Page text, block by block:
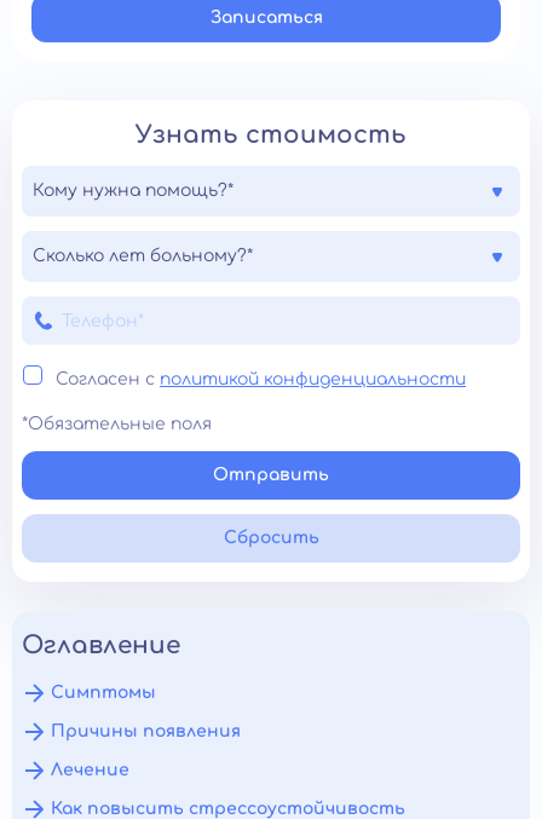
Записатьcя
Узнать стоимость
Кому нужна помощь?*
Сколько лет больному?*
Согласен с политикой конфиденциальности
*Обязательные поля
Отправить
Сбросить
Оглавление
Симптомы
Причины появления
Лечение
Как повысить стрессоустойчивость